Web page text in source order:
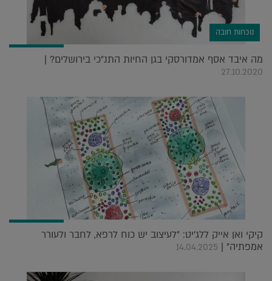
נוכחות חובה
מה איבד אסף אמדורסקי בגן החיות התנ"כי בירושלים? |
27.10.2020
קיקי ואן אייק ללג'יט: "לעיצוב יש כוח לרפא, לחבר ולעורר
אמפתיה" | 14.04.2025